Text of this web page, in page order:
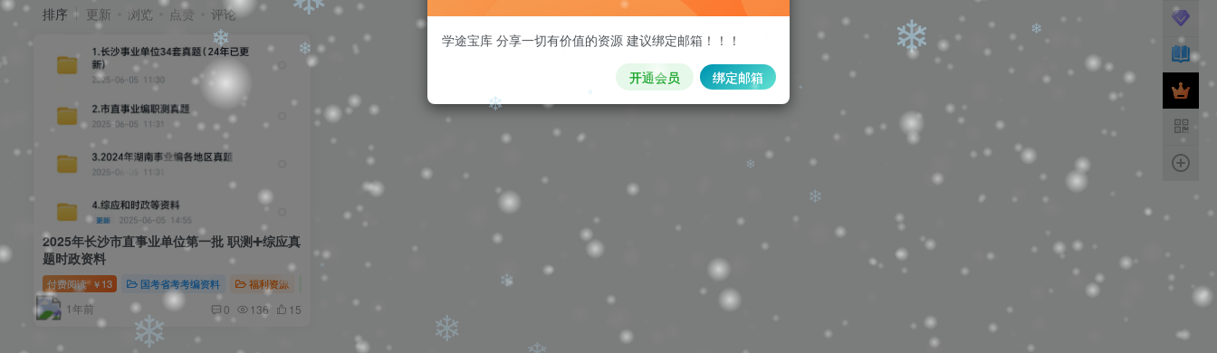
排序 更新 浏览 点赞 评论
2025年长沙市直事业单位第一批 职测➕综应真
题时政资料
付费阅读 ￥ 13 国考省考考编资料 福利资源 考公考编资源
1年前 0 136 15
学途宝库 分享一切有价值的资源 建议绑定邮箱！！！
开通会员 绑定邮箱
❄
❄
❄